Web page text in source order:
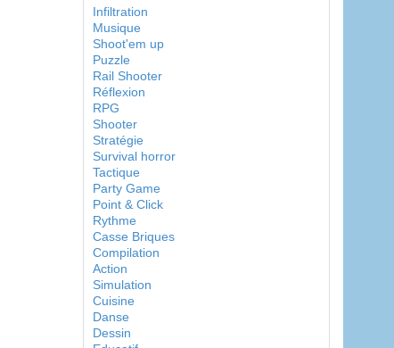
Infiltration
Musique
Shoot'em up
Puzzle
Rail Shooter
Réflexion
RPG
Shooter
Stratégie
Survival horror
Tactique
Party Game
Point & Click
Rythme
Casse Briques
Compilation
Action
Simulation
Cuisine
Danse
Dessin